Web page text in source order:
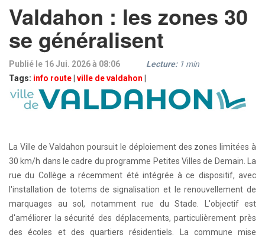
Valdahon : les zones 30
se généralisent
Publié le 16 Jui. 2026 à 08:06
Tags: info route ville de valdahon
Lecture: 1 min
La Ville de Valdahon poursuit le déploiement des zones limitées à
30 km/h dans le cadre du programme Petites Villes de Demain. La
rue du Collège a récemment été intégrée à ce dispositif, avec
l'installation de totems de signalisation et le renouvellement de
marquages au sol, notamment rue du Stade. L'objectif est
d'améliorer la sécurité des déplacements, particulièrement près
des écoles et des quartiers résidentiels. La commune mise